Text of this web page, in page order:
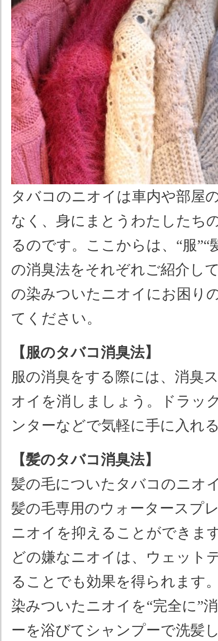
タバコのニオイは車内や部屋
なく、身にまとうわたしたち
るのです。ここからは、“服”“
の消臭法をそれぞれご紹介し
の染みついたニオイにお困り
てください。
【服のタバコ消臭法】
服の消臭をする際には、消臭
オイを消しましょう。ドラッ
ンターなどで気軽に手に入れ
【髪のタバコ消臭法】
髪の毛についたタバコのニオ
髪の毛専用のウォータースプ
ニオイを抑えることができま
どの嫌なニオイは、ウェット
ることでも効果を得られます
染みついたニオイを“完全に”
ーを浴びてシャンプーで洗髪